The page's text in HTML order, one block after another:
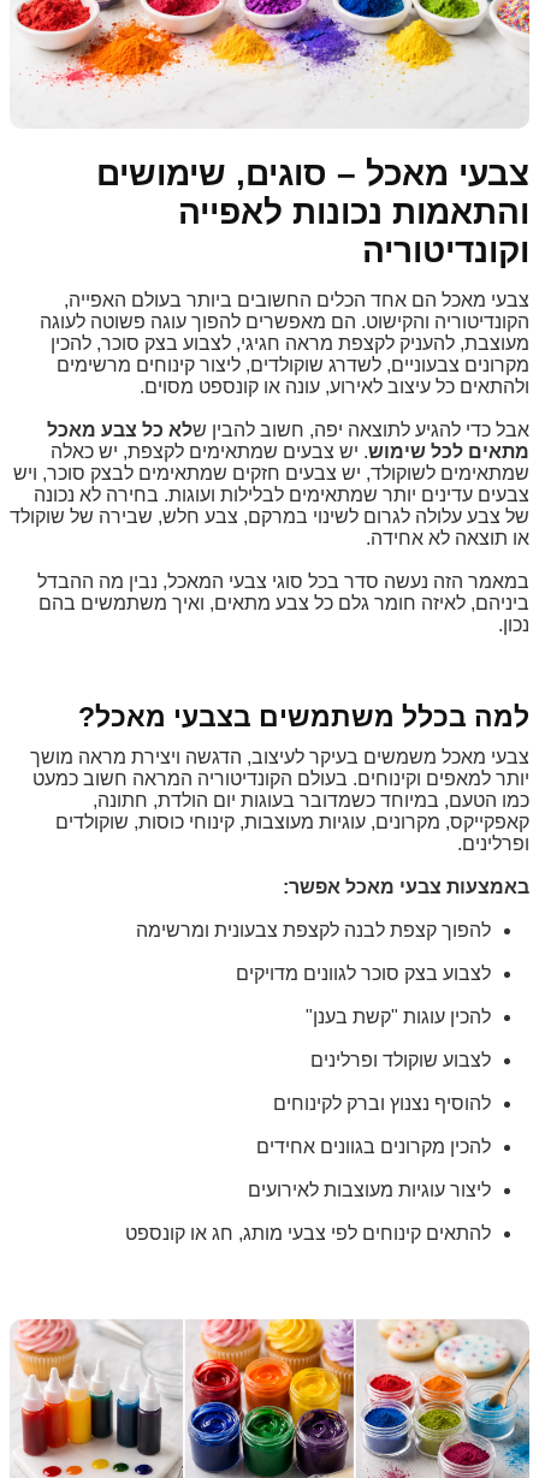
צבעי מאכל – סוגים, שימושים
והתאמות נכונות לאפייה
וקונדיטוריה
צבעי מאכל הם אחד הכלים החשובים ביותר בעולם האפייה,
הקונדיטוריה והקישוט. הם מאפשרים להפוך עוגה פשוטה לעוגה
מעוצבת, להעניק לקצפת מראה חגיגי, לצבוע בצק סוכר, להכין
מקרונים צבעוניים, לשדרג שוקולדים, ליצור קינוחים מרשימים
ולהתאים כל עיצוב לאירוע, עונה או קונספט מסוים.
אבל כדי להגיע לתוצאה יפה, חשוב להבין שלא כל צבע מאכל
מתאים לכל שימוש. יש צבעים שמתאימים לקצפת, יש כאלה
שמתאימים לשוקולד, יש צבעים חזקים שמתאימים לבצק סוכר, ויש
צבעים עדינים יותר שמתאימים לבלילות ועוגות. בחירה לא נכונה
של צבע עלולה לגרום לשינוי במרקם, צבע חלש, שבירה של שוקולד
או תוצאה לא אחידה.
במאמר הזה נעשה סדר בכל סוגי צבעי המאכל, נבין מה ההבדל
ביניהם, לאיזה חומר גלם כל צבע מתאים, ואיך משתמשים בהם
נכון.
למה בכלל משתמשים בצבעי מאכל?
צבעי מאכל משמשים בעיקר לעיצוב, הדגשה ויצירת מראה מושך
יותר למאפים וקינוחים. בעולם הקונדיטוריה המראה חשוב כמעט
כמו הטעם, במיוחד כשמדובר בעוגות יום הולדת, חתונה,
קאפקייקס, מקרונים, עוגיות מעוצבות, קינוחי כוסות, שוקולדים
ופרלינים.
באמצעות צבעי מאכל אפשר:
להפוך קצפת לבנה לקצפת צבעונית ומרשימה
לצבוע בצק סוכר לגוונים מדויקים
להכין עוגות "קשת בענן"
לצבוע שוקולד ופרלינים
להוסיף נצנוץ וברק לקינוחים
להכין מקרונים בגוונים אחידים
ליצור עוגיות מעוצבות לאירועים
להתאים קינוחים לפי צבעי מותג, חג או קונספט